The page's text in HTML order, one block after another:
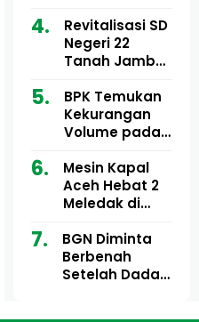
Bermain di
Balik Rp250
Ribu
dan Tgk
Muharuddin
Kini Didesak
Revitalisasi SD
Negeri 22
Tanah Jambo
Miliar Tuai
Sorotan, Publik
Pertanyakan
Anggaran
BPK Temukan
Kekurangan
Volume pada
Aceh Utara
Tahun 2024,
Pengembalian
Sepenuhnya
Tuntas
Mesin Kapal
Aceh Hebat 2
Meledak di
Ulee Lheue, 14
Orang Derita
Luka Bakar
BGN Diminta
Berbenah
Setelah Dadan